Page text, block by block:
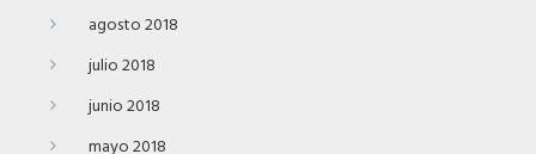
agosto 2018
julio 2018
junio 2018
mayo 2018